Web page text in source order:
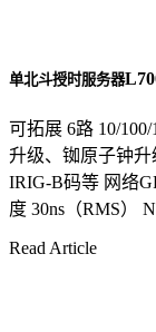
单北斗授时服务器
可拓展 6路 10/
升级、铷原子钟升
IRIG-B码等 网络
度 30ns（RMS）
Read Article